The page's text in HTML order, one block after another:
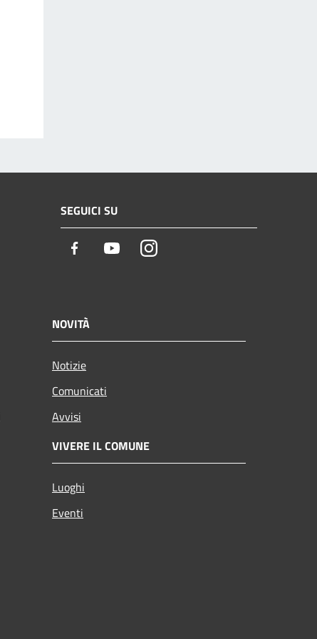
SEGUICI SU
Facebook YoutubeInstagram
NOVITÀ
Notizie
Comunicati
Avvisi
VIVERE IL COMUNE
Luoghi
Eventi